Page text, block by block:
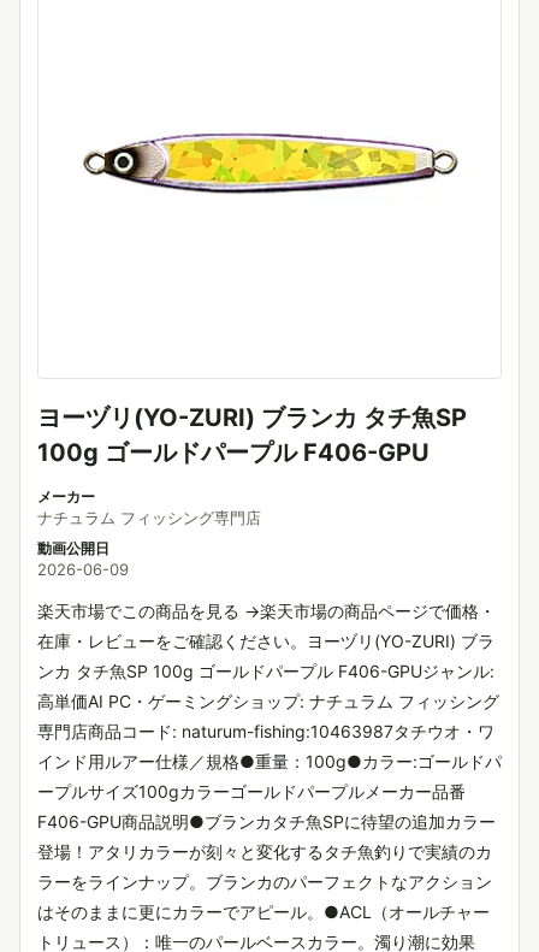
ヨーヅリ(YO-ZURI) ブランカ タチ魚SP
100g ゴールドパープル F406-GPU
メーカー
ナチュラム フィッシング専門店
動画公開日
2026-06-09
楽天市場でこの商品を見る →楽天市場の商品ページで価格・
在庫・レビューをご確認ください。ヨーヅリ(YO-ZURI) ブラ
ンカ タチ魚SP 100g ゴールドパープル F406-GPUジャンル:
高単価AI PC・ゲーミングショップ: ナチュラム フィッシング
専門店商品コード: naturum-fishing:10463987タチウオ・ワ
インド用ルアー仕様／規格●重量：100g●カラー:ゴールドパ
ープルサイズ100gカラーゴールドパープルメーカー品番
F406-GPU商品説明●ブランカタチ魚SPに待望の追加カラー
登場！アタリカラーが刻々と変化するタチ魚釣りで実績のカ
ラーをラインナップ。ブランカのパーフェクトなアクション
はそのままに更にカラーでアピール。●ACL（オールチャー
トリュース）：唯一のパールベースカラー。濁り潮に効果